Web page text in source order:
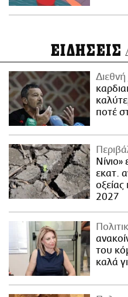
ΕΙΔΗΣΕΙΣ
Διεθνή
ποτέ
εκατ.
οξείας
2027
του
καλά